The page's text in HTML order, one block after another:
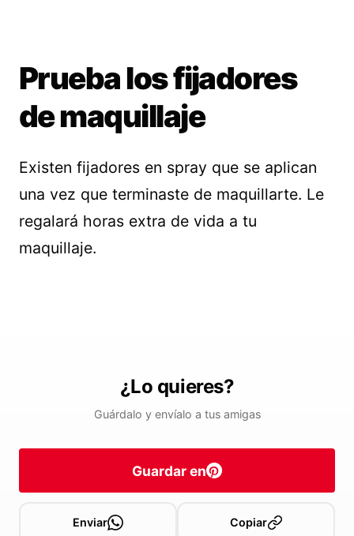
Prueba los fijadores
de maquillaje
Existen fijadores en spray que se aplican
una vez que terminaste de maquillarte. Le
regalará horas extra de vida a tu
maquillaje.
¿Lo quieres?
Guárdalo y envíalo a tus amigas
Guardar en
Enviar Copiar